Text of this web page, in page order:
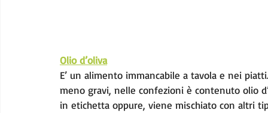
Olio d’oliva
E’ un alimento immancabile a tavola e nei
meno gravi, nelle confezioni è contenuto olio
in etichetta oppure, viene mischiato con altri